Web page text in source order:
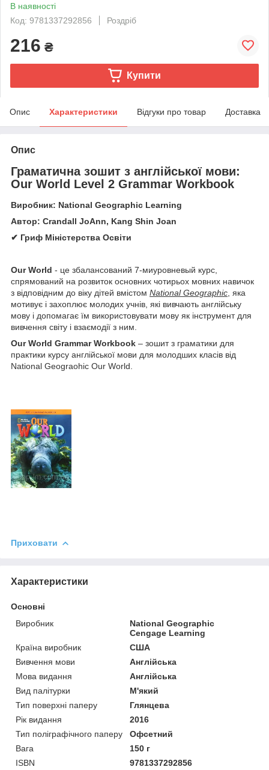
В наявності
Код: 9781337292856
Роздріб
216 ₴
Купити
Опис Характеристики Відгуки про товар Доставка
Опис
Граматична зошит з англійської мови:
Our World Level 2 Grammar Workbook
Виробник: National Geographic Learning
Автор: Crandall JoAnn, Kang Shin Joan
✔ Гриф Міністерства Освіти
Our World - це збалансований 7-миуровневый курс,
спрямований на розвиток основних чотирьох мовних навичок
з відповідним до віку дітей вмістом National Geographic, яка
мотивує і захоплює молодих учнів, які вивчають англійську
мову і допомагає їм використовувати мову як інструмент для
вивчення світу і взаємодії з ним.
Our World Grammar Workbook – зошит з граматики для
практики курсу англійської мови для молодших класів від
National Geograohic Our World.
Приховати
Характеристики
Основні
Виробник
National Geographic
Cengage Learning
Країна виробник
США
Вивчення мови
Англійська
Мова видання
Англійська
Вид палітурки
М'який
Тип поверхні паперу
Глянцева
Рік видання
2016
Тип поліграфічного паперу
Офсетний
Вага
150 г
ISBN
9781337292856